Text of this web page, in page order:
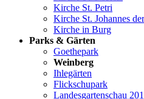
Kirche St. Petri
Kirche St. Johannes
Kirche in Burg
Parks & Gärten
Goethepark
Weinberg
Ihlegärten
Flickschupark
Landesgartenschau